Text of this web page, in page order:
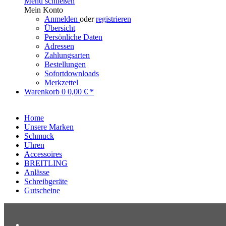
Mein Konto
Anmelden oderregistrieren
Übersicht
Persönliche Daten
Adressen
Zahlungsarten
Bestellungen
Sofortdownloads
Merkzettel
Warenkorb 0 0,00 € *
Home
Unsere Marken
Schmuck
Uhren
Accessoires
BREITLING
Anlässe
Schreibgeräte
Gutscheine